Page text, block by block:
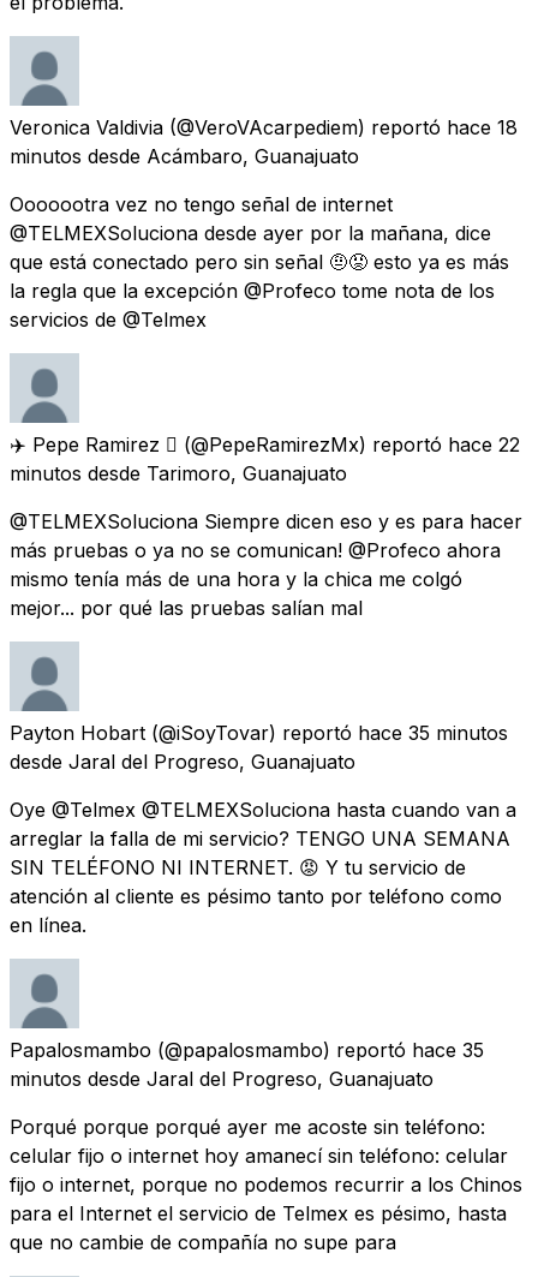
Veronica Valdivia (@VeroVAcarpediem) reportó hace 18
minutos desde Acámbaro, Guanajuato
Ooooootra vez no tengo señal de internet
@TELMEXSoluciona desde ayer por la mañana, dice
que está conectado pero sin señal 🤨😡 esto ya es más
la regla que la excepción @Profeco tome nota de los
servicios de @Telmex
✈️ Pepe Ramirez  (@PepeRamirezMx) reportó hace 22
minutos desde Tarimoro, Guanajuato
@TELMEXSoluciona Siempre dicen eso y es para hacer
más pruebas o ya no se comunican! @Profeco ahora
mismo tenía más de una hora y la chica me colgó
mejor... por qué las pruebas salían mal
Payton Hobart (@iSoyTovar) reportó hace 35 minutos
desde Jaral del Progreso, Guanajuato
Oye @Telmex @TELMEXSoluciona hasta cuando van a
arreglar la falla de mi servicio? TENGO UNA SEMANA
SIN TELÉFONO NI INTERNET. 😡 Y tu servicio de
atención al cliente es pésimo tanto por teléfono como
en línea.
Papalosmambo (@papalosmambo) reportó hace 35
minutos desde Jaral del Progreso, Guanajuato
Porqué porque porqué ayer me acoste sin teléfono:
celular fijo o internet hoy amanecí sin teléfono: celular
fijo o internet, porque no podemos recurrir a los Chinos
para el Internet el servicio de Telmex es pésimo, hasta
que no cambie de compañía no supe para